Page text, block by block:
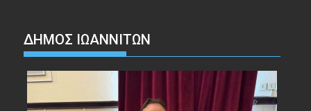
ΔΗΜΟΣ ΙΩΑΝΝΙΤΩΝ